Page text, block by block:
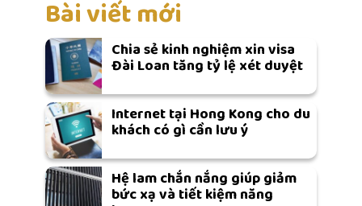
Bài viết mới
Chia sẻ kinh nghiệm xin visa
Đài Loan tăng tỷ lệ xét duyệt
Internet tại Hong Kong cho du
khách có gì cần lưu ý
Hệ lam chắn nắng giúp giảm
bức xạ và tiết kiệm năng